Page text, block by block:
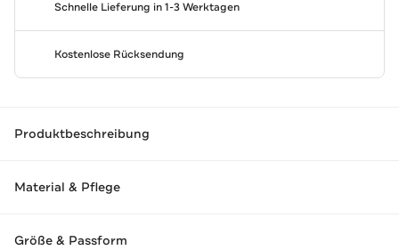
Schnelle Lieferung in 1-3 Werktagen
Kostenlose Rücksendung
Produktbeschreibung
Material & Pflege
Größe & Passform